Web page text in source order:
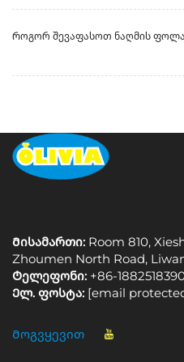
Როგორ შევაფასოთ ნაღმის
Მისამართი: Room 810,
Zhoumen North Road,
Ტელეფონი: +86-
Ელ. ფოსტა: [email
Მოგვყევით